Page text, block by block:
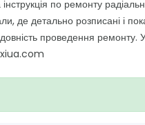
інструкція по ремонту
де детально розписані і
проведення